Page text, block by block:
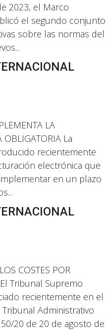
2023, el Marco
el segundo conjunto
sobre las normas del
LA
OBLIGATORIA La
recientemente
electrónica que
en un plazo
COSTES POR
El Tribunal Supremo
recientemente en el
Administrativo
20 de 20 de agosto de